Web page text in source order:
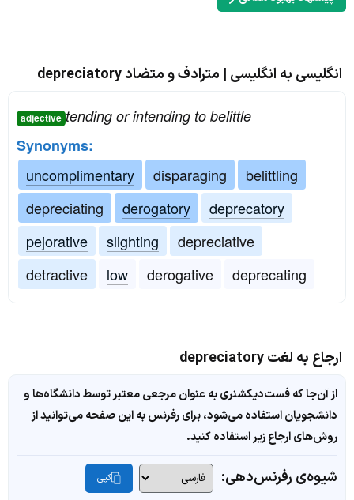
انگلیسی به انگلیسی | مترادف و متضاد depreciatory
adjective tending or intending to belittle
Synonyms:
uncomplimentary
disparaging
belittling
depreciating
derogatory
deprecatory
pejorative
slighting
depreciative
detractive
low derogative deprecating
ارجاع به لغت depreciatory
از آن‌جا که فست‌دیکشنری به عنوان مرجعی معتبر توسط دانشگاه‌ها و
دانشجویان استفاده می‌شود، برای رفرنس به این صفحه می‌توانید از
روش‌های ارجاع زیر استفاده کنید.
شیوه‌ی رفرنس‌دهی: کپی